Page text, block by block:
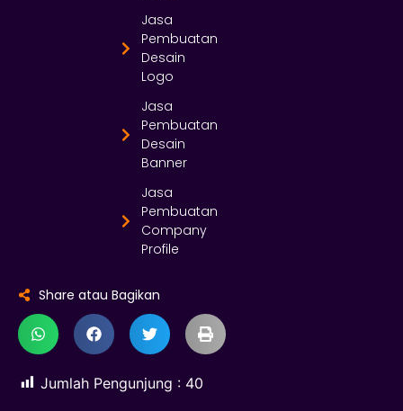
Jasa
Pembuatan
Desain
Logo
Jasa
Pembuatan
Desain
Banner
Jasa
Pembuatan
Company
Profile
Share atau Bagikan
Jumlah Pengunjung : 40